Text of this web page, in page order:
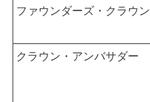
ファウンダーズ・クラウン
クラウン・アンバサダー